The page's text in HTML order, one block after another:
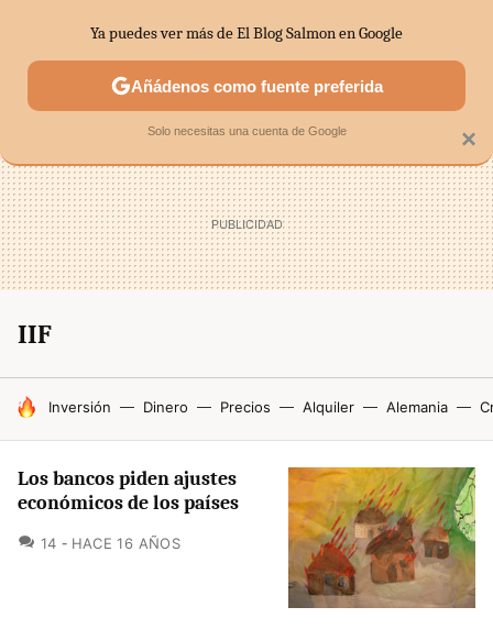
SECTORES ECONOMÍA DOMÉSTICA MERCADOS
IIF
HOY SE HABLA DE
Inversión Dinero Precios Alquiler Alemania
Los bancos piden ajustes
económicos de los países
14 COMENTARIOS
HACE 16 AÑOS
×
Ya puedes ver más de El Blog Salmon en Google
Añádenos como fuente preferida
Solo necesitas una cuenta de Google